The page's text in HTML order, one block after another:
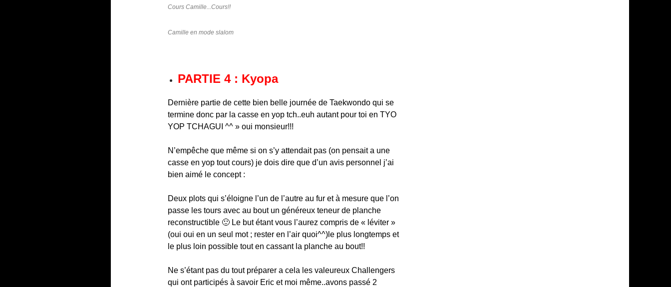
Cours Camille...Cours!!
Camille en mode slalom
PARTIE 4 : Kyopa
Dernière partie de cette bien belle journée de Taekwondo qui se
termine donc par la casse en yop tch..euh autant pour toi en TYO
YOP TCHAGUI ^^ » oui monsieur!!!
N’empêche que même si on s’y attendait pas (on pensait a une
casse en yop tout cours) je dois dire que d’un avis personnel j’ai
bien aimé le concept :
Deux plots qui s’éloigne l’un de l’autre au fur et à mesure que l’on
passe les tours avec au bout un généreux teneur de planche
reconstructible 🙂 Le but étant vous l’aurez compris de « léviter »
(oui oui en un seul mot ; rester en l’air quoi^^)le plus longtemps et
le plus loin possible tout en cassant la planche au bout!!
Ne s’étant pas du tout préparer a cela les valeureux Challengers
qui ont participés à savoir Eric et moi même..avons passé 2